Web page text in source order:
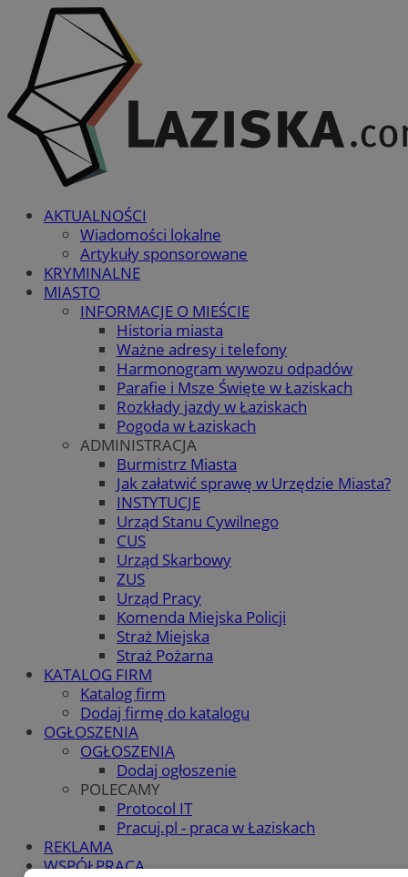
AKTUALNOŚCI
Wiadomości lokalne
Artykuły sponsorowane
KRYMINALNE
MIASTO
INFORMACJE O MIEŚCIE
Historia miasta
Ważne adresy i telefony
Harmonogram wywozu odpadów
Parafie i Msze Święte w Łaziskach
Rozkłady jazdy w Łaziskach
Pogoda w Łaziskach
ADMINISTRACJA
Burmistrz Miasta
Jak załatwić sprawę w Urzędzie Miasta?
INSTYTUCJE
Urząd Stanu Cywilnego
CUS
Urząd Skarbowy
ZUS
Urząd Pracy
Komenda Miejska Policji
Straż Miejska
Straż Pożarna
KATALOG FIRM
Katalog firm
Dodaj firmę do katalogu
OGŁOSZENIA
OGŁOSZENIA
Dodaj ogłoszenie
POLECAMY
Protocol IT
Pracuj.pl - praca w Łaziskach
REKLAMA
WSPÓŁPRACA